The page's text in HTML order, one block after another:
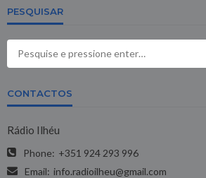
PESQUISAR
CONTACTOS
Rádio Ilhéu
Phone: +351 924 293 996
Email: info.radioilheu@gmail.com